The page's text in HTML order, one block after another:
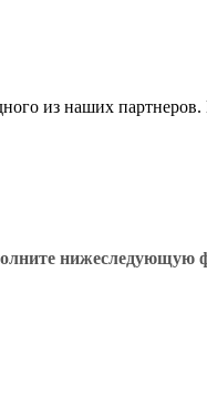
из наших
заполните